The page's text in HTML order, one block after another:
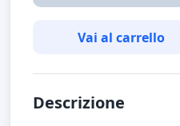
Vai al carrello
Descrizione